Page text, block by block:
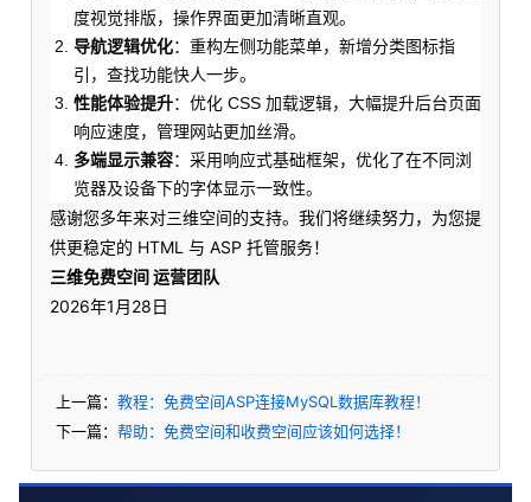
度视觉排版，操作界面更加清晰直观。
导航逻辑优化：重构左侧功能菜单，新增分类图标指
引，查找功能快人一步。
性能体验提升：优化 CSS 加载逻辑，大幅提升后台页面
响应速度，管理网站更加丝滑。
多端显示兼容：采用响应式基础框架，优化了在不同浏
览器及设备下的字体显示一致性。
感谢您多年来对三维空间的支持。我们将继续努力，为您提
供更稳定的 HTML 与 ASP 托管服务！
三维免费空间 运营团队
2026年1月28日
上一篇： 教程：免费空间ASP连接MySQL数据库教程！
下一篇： 帮助：免费空间和收费空间应该如何选择！